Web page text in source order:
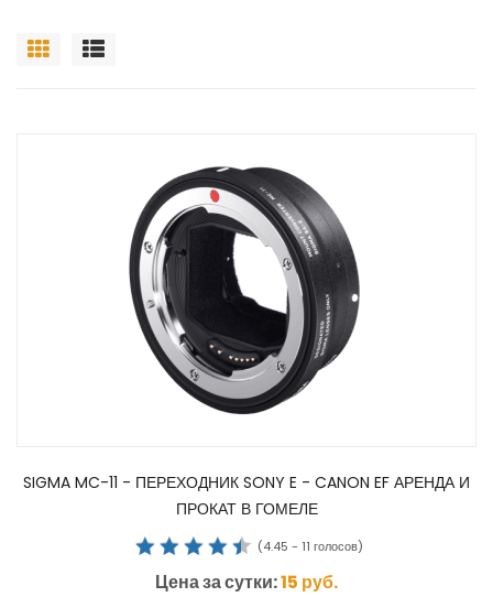
SIGMA MC-11 - ПЕРЕХОДНИК SONY E - CANON EF АРЕНДА И
ПРОКАТ В ГОМЕЛЕ
(4.45 - 11 голосов)
Цена за сутки:15 руб.